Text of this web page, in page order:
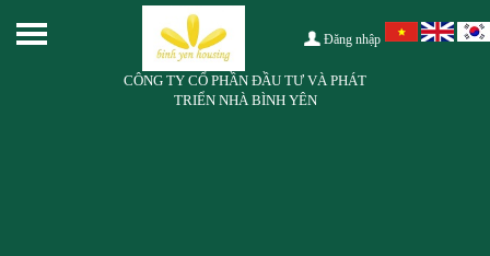
Đăng nhập
CÔNG TY CỔ PHẦN ĐẦU TƯ VÀ PHÁT
TRIỂN NHÀ BÌNH YÊN